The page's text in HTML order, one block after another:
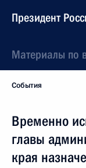
Президент
Материалы по
События
Временно
главы
края